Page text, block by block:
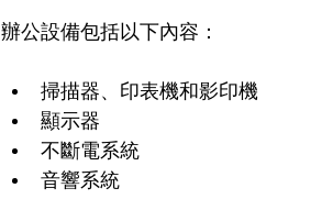
辦公設備包括以下內容：
掃描器、印表機和影印機
顯示器
不斷電系統
音響系統